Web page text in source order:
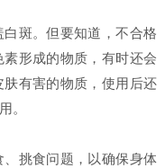
斑。但要知道，不合格
形成的物质，有时还会
有害的物质，使用后还
。
挑食问题，以确保身体